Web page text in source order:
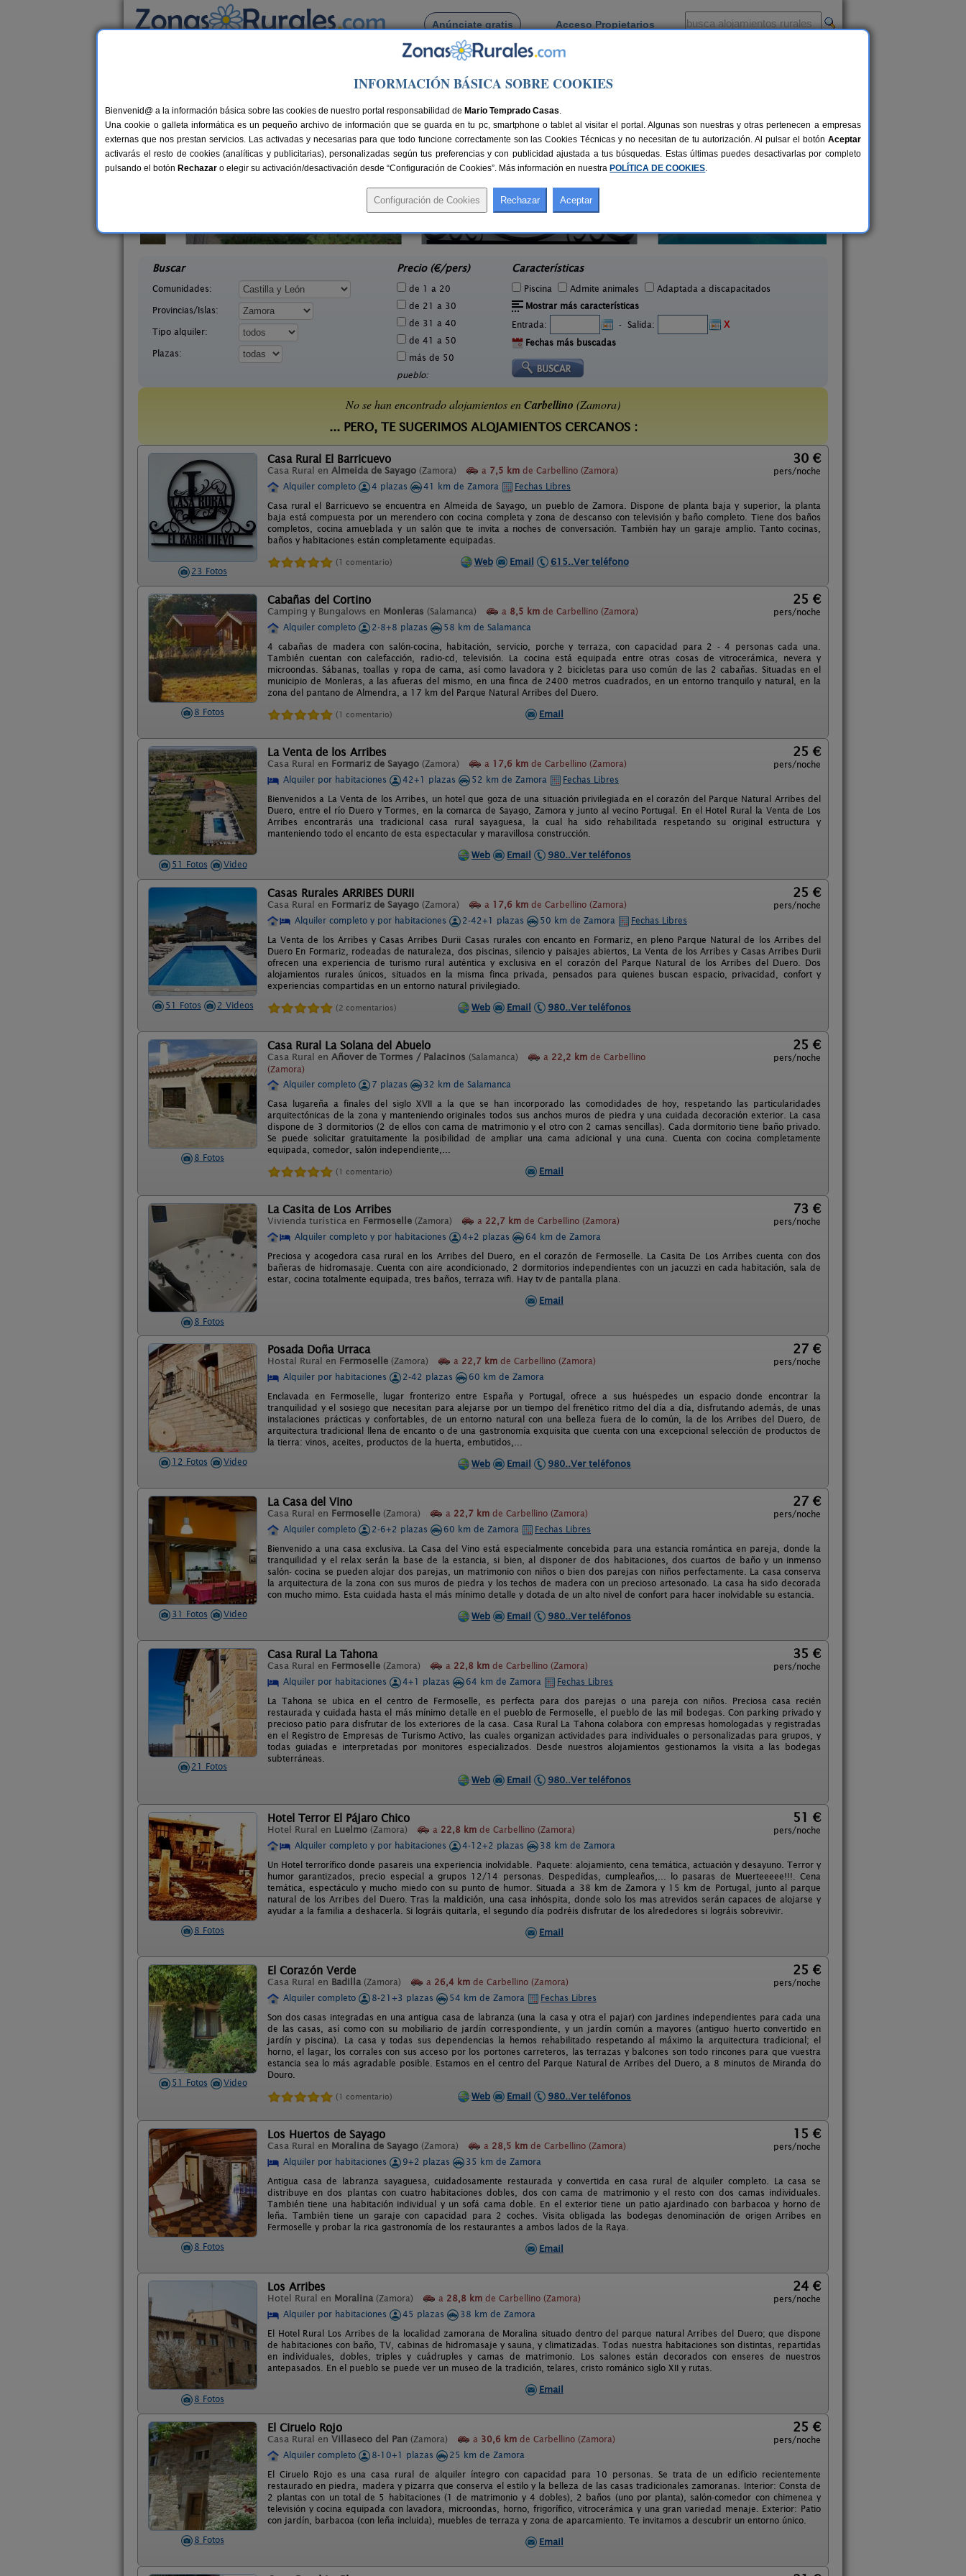
Anúnciate gratis Acceso Propietarios
Busca por pueblo
Casas Rurales cerca de Carbellino
25 €
Casa Rural El Barricuevo
Buscar
Comunidades:
Provincias/Islas:
Tipo alquiler:
Plazas:
Precio (€/pers)
de 1 a 20
de 21 a 30
de 31 a 40
de 41 a 50
más de 50
pueblo:
Características
Piscina Admite animales
Adaptada a discapacitados
Mostrar más características
Entrada:
- Salida:
X
Fechas más buscadas
No se han encontrado alojamientos enCarbellino (Zamora)
... PERO, TE SUGERIMOS ALOJAMIENTOS CERCANOS :
23 Fotos
Casa Rural El Barricuevo
Casa Rural en Almeida de Sayago (Zamora) a 7,5 km de Carbellino (Zamora)
30 €
pers/noche
Alquiler completo
4 plazas 41 km de Zamora
Fechas Libres
Casa rural el Barricuevo se encuentra en Almeida de Sayago, un pueblo de Zamora. Dispone de planta baja y superior, la planta
baja está compuesta por un merendero con cocina completa y zona de descanso con televisión y baño completo. Tiene dos baños
completos, cocina amueblada y un salón que te invita a noches de conversación. También hay un garaje amplio. Tanto cocinas,
baños y habitaciones están completamente equipadas.
(1 comentario) Web Email 615..Ver teléfono
8 Fotos
Cabañas del Cortino
Camping y Bungalows en Monleras (Salamanca) a 8,5 km de Carbellino (Zamora)
25 €
pers/noche
Alquiler completo
2-8+8 plazas
58 km de Salamanca
4 cabañas de madera con salón-cocina, habitación, servicio, porche y terraza, con capacidad para 2 - 4 personas cada una.
También cuentan con calefacción, radio-cd, televisión. La cocina está equipada entre otras cosas de vitrocerámica, nevera y
microondas. Sábanas, toallas y ropa de cama, así como lavadora y 2 bicicletas para uso común de las 2 cabañas. Situadas en el
municipio de Monleras, a las afueras del mismo, en una finca de 2400 metros cuadrados, en un entorno tranquilo y natural, en la
zona del pantano de Almendra, a 17 km del Parque Natural Arribes del Duero.
(1 comentario) Email
51 Fotos Video
La Venta de los Arribes
Casa Rural en Formariz de Sayago (Zamora) a 17,6 km de Carbellino (Zamora)
25 €
pers/noche
Alquiler por habitaciones
42+1 plazas 52 km de Zamora
Fechas Libres
Bienvenidos a La Venta de los Arribes, un hotel que goza de una situación privilegiada en el corazón del Parque Natural Arribes del
Duero, entre el río Duero y Tormes, en la comarca de Sayago, Zamora y junto al vecino Portugal. En el Hotel Rural la Venta de Los
Arribes encontrarás una tradicional casa rural sayaguesa, la cual ha sido rehabilitada respetando su original estructura y
manteniendo todo el encanto de esta espectacular y maravillosa construcción.
Web
Email 980..Ver teléfonos
51 Fotos 2 Videos
Casas Rurales ARRIBES DURII
Casa Rural en Formariz de Sayago (Zamora) a 17,6 km de Carbellino (Zamora)
25 €
pers/noche
Alquiler completo y por habitaciones
2-42+1 plazas 50 km de Zamora
Fechas Libres
La Venta de los Arribes y Casas Arribes Durii Casas rurales con encanto en Formariz, en pleno Parque Natural de los Arribes del
Duero En Formariz, rodeadas de naturaleza, dos piscinas, silencio y paisajes abiertos, La Venta de los Arribes y Casas Arribes Durii
ofrecen una experiencia de turismo rural auténtica y exclusiva en el corazón del Parque Natural de los Arribes del Duero. Dos
alojamientos rurales únicos, situados en la misma finca privada, pensados para quienes buscan espacio, privacidad, confort y
experiencias compartidas en un entorno natural privilegiado.
(2 comentarios) Web Email 980..Ver teléfonos
8 Fotos
Casa Rural La Solana del Abuelo
Casa Rural en Añover de Tormes / Palacinos (Salamanca) a 22,2 km de Carbellino
(Zamora)
25 €
pers/noche
Alquiler completo 7 plazas
32 km de Salamanca
Casa lugareña a finales del siglo XVII a la que se han incorporado las comodidades de hoy, respetando las particularidades
arquitectónicas de la zona y manteniendo originales todos sus anchos muros de piedra y una cuidada decoración exterior. La casa
dispone de 3 dormitorios (2 de ellos con cama de matrimonio y el otro con 2 camas sencillas). Cada dormitorio tiene baño privado.
Se puede solicitar gratuitamente la posibilidad de ampliar una cama adicional y una cuna. Cuenta con cocina completamente
equipada, comedor, salón independiente,...
(1 comentario) Email
8 Fotos
La Casita de Los Arribes
Vivienda turística en Fermoselle (Zamora) a 22,7 km de Carbellino (Zamora)
73 €
pers/noche
Alquiler completo y por habitaciones
4+2 plazas
64 km de Zamora
Preciosa y acogedora casa rural en los Arribes del Duero, en el corazón de Fermoselle. La Casita De Los Arribes cuenta con dos
bañeras de hidromasaje. Cuenta con aire acondicionado, 2 dormitorios independientes con un jacuzzi en cada habitación, sala de
estar, cocina totalmente equipada, tres baños, terraza wifi. Hay tv de pantalla plana.
Email
12 Fotos Video
Posada Doña Urraca
Hostal Rural en Fermoselle (Zamora) a 22,7 km de Carbellino (Zamora)
27 €
pers/noche
Alquiler por habitaciones
2-42 plazas
60 km de Zamora
Enclavada en Fermoselle, lugar fronterizo entre España y Portugal, ofrece a sus huéspedes un espacio donde encontrar la
tranquilidad y el sosiego que necesitan para alejarse por un tiempo del frenético ritmo del día a día, disfrutando además, de unas
instalaciones prácticas y confortables, de un entorno natural con una belleza fuera de lo común, la de los Arribes del Duero, de
arquitectura tradicional llena de encanto o de una gastronomía exquisita que cuenta con una excepcional selección de productos de
la tierra: vinos, aceites, productos de la huerta, embutidos,...
Web
Email 980..Ver teléfonos
31 Fotos Video
La Casa del Vino
Casa Rural en Fermoselle (Zamora) a 22,7 km de Carbellino (Zamora)
27 €
pers/noche
Alquiler completo
2-6+2 plazas 60 km de Zamora
Fechas Libres
Bienvenido a una casa exclusiva. La Casa del Vino está especialmente concebida para una estancia romántica en pareja, donde la
tranquilidad y el relax serán la base de la estancia, si bien, al disponer de dos habitaciones, dos cuartos de baño y un inmenso
salón- cocina se pueden alojar dos parejas, un matrimonio con niños o bien dos parejas con niños perfectamente. La casa conserva
la arquitectura de la zona con sus muros de piedra y los techos de madera con un precioso artesonado. La casa ha sido decorada
con mucho mimo. Esta cuidada hasta el más mínimo detalle y dotada de un alto nivel de confort para hacer inolvidable su estancia.
Web
Email 980..Ver teléfonos
21 Fotos
Casa Rural La Tahona
Casa Rural en Fermoselle (Zamora) a 22,8 km de Carbellino (Zamora)
35 €
pers/noche
Alquiler por habitaciones
4+1 plazas 64 km de Zamora
Fechas Libres
La Tahona se ubica en el centro de Fermoselle, es perfecta para dos parejas o una pareja con niños. Preciosa casa recién
restaurada y cuidada hasta el más mínimo detalle en el pueblo de Fermoselle, el pueblo de las mil bodegas. Con parking privado y
precioso patio para disfrutar de los exteriores de la casa. Casa Rural La Tahona colabora con empresas homologadas y registradas
en el Registro de Empresas de Turismo Activo, las cuales organizan actividades para individuales o personalizadas para grupos, y
todas guiadas e interpretadas por monitores especializados. Desde nuestros alojamientos gestionamos la visita a las bodegas
subterráneas.
Web
Email 980..Ver teléfonos
8 Fotos
Hotel Terror El Pájaro Chico
Hotel Rural en Luelmo (Zamora) a 22,8 km de Carbellino (Zamora)
51 €
pers/noche
Alquiler completo y por habitaciones
4-12+2 plazas
38 km de Zamora
Un Hotel terrorífico donde pasareis una experiencia inolvidable. Paquete: alojamiento, cena temática, actuación y desayuno. Terror y
humor garantizados, precio especial a grupos 12/14 personas. Despedidas, cumpleaños,... lo pasaras de Muerteeeee!!!. Cena
temática, espectáculo y mucho miedo con su punto de humor. Situada a 38 km de Zamora y 15 km de Portugal, junto al parque
natural de los Arribes del Duero. Tras la maldición, una casa inhóspita, donde solo los mas atrevidos serán capaces de alojarse y
ayudar a la familia a deshacerla. Si lográis quitarla, el segundo día podréis disfrutar de los alrededores si lográis sobrevivir.
Email
51 Fotos Video
El Corazón Verde
Casa Rural en Badilla (Zamora) a 26,4 km de Carbellino (Zamora)
25 €
pers/noche
Alquiler completo
8-21+3 plazas 54 km de Zamora
Fechas Libres
Son dos casas integradas en una antigua casa de labranza (una la casa y otra el pajar) con jardines independientes para cada una
de las casas, así como con su mobiliario de jardín correspondiente, y un jardín común a mayores (antiguo huerto convertido en
jardín y piscina). La casa y todas sus dependencias la hemos rehabilitado respetando al máximo la arquitectura tradicional; el
horno, el lagar, los corrales con sus acceso por los portones carreteros, las terrazas y balcones son todo rincones para que vuestra
estancia sea lo más agradable posible. Estamos en el centro del Parque Natural de Arribes del Duero, a 8 minutos de Miranda do
Douro.
(1 comentario) Web Email 980..Ver teléfonos
8 Fotos
Los Huertos de Sayago
Casa Rural en Moralina de Sayago (Zamora) a 28,5 km de Carbellino (Zamora)
15 €
pers/noche
Alquiler por habitaciones
9+2 plazas
35 km de Zamora
Antigua casa de labranza sayaguesa, cuidadosamente restaurada y convertida en casa rural de alquiler completo. La casa se
distribuye en dos plantas con cuatro habitaciones dobles, dos con cama de matrimonio y el resto con dos camas individuales.
También tiene una habitación individual y un sofá cama doble. En el exterior tiene un patio ajardinado con barbacoa y horno de
leña. También tiene un garaje con capacidad para 2 coches. Visita obligada las bodegas denominación de origen Arribes en
Fermoselle y probar la rica gastronomía de los restaurantes a ambos lados de la Raya.
Email
8 Fotos
Los Arribes
Hotel Rural en Moralina (Zamora) a 28,8 km de Carbellino (Zamora)
24 €
pers/noche
Alquiler por habitaciones
45 plazas
38 km de Zamora
El Hotel Rural Los Arribes de la localidad zamorana de Moralina situado dentro del parque natural Arribes del Duero; que dispone
de habitaciones con baño, TV, cabinas de hidromasaje y sauna, y climatizadas. Todas nuestra habitaciones son distintas, repartidas
en individuales, dobles, triples y cuádruples y camas de matrimonio. Los salones están decorados con enseres de nuestros
antepasados. En el pueblo se puede ver un museo de la tradición, telares, cristo románico siglo XII y rutas.
Email
8 Fotos
El Ciruelo Rojo
Casa Rural en Villaseco del Pan (Zamora) a 30,6 km de Carbellino (Zamora)
25 €
pers/noche
Alquiler completo
8-10+1 plazas
25 km de Zamora
El Ciruelo Rojo es una casa rural de alquiler íntegro con capacidad para 10 personas. Se trata de un edificio recientemente
restaurado en piedra, madera y pizarra que conserva el estilo y la belleza de las casas tradicionales zamoranas. Interior: Consta de
2 plantas con un total de 5 habitaciones (1 de matrimonio y 4 dobles), 2 baños (uno por planta), salón-comedor con chimenea y
televisión y cocina equipada con lavadora, microondas, horno, frigorífico, vitrocerámica y una gran variedad menaje. Exterior: Patio
con jardín, barbacoa (con leña incluida), muebles de terraza y zona de aparcamiento. Te invitamos a descubrir un entorno único.
Email
INFORMACIÓN BÁSICA SOBRE COOKIES
Bienvenid@ a la información básica sobre las cookies de nuestro portal responsabilidad de Mario Temprado Casas.
Una cookie o galleta informática es un pequeño archivo de información que se guarda en tu pc, smartphone o tablet al visitar el portal. Algunas son nuestras y otras pertenecen a empresas
externas que nos prestan servicios. Las activadas y necesarias para que todo funcione correctamente son las Cookies Técnicas y no necesitan de tu autorización. Al pulsar el botón Aceptar
activarás el resto de cookies (analíticas y publicitarias), personalizadas según tus preferencias y con publicidad ajustada a tus búsquedas. Estas últimas puedes desactivarlas por completo
pulsando el botón Rechazar o elegir su activación/desactivación desde “Configuración de Cookies”. Más información en nuestra POLÍTICA DE COOKIES.